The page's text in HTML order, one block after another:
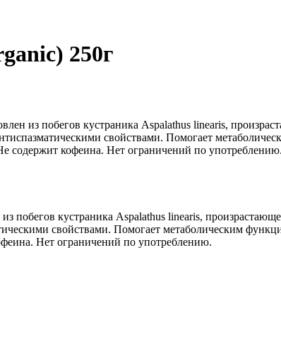
250г
из побегов кустраника Aspalathus linearis,
свойствами. Помогает
содержит кофеина. Нет ограничений по употреблению.
кустраника Aspalathus linearis,
свойствами. Помогает метаболическим
Нет ограничений по употреблению.